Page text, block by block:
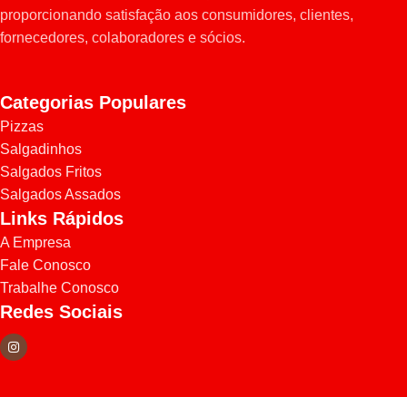
proporcionando satisfação aos consumidores, clientes,
fornecedores, colaboradores e sócios.
Categorias Populares
Pizzas
Salgadinhos
Salgados Fritos
Salgados Assados
Links Rápidos
A Empresa
Fale Conosco
Trabalhe Conosco
Redes Sociais